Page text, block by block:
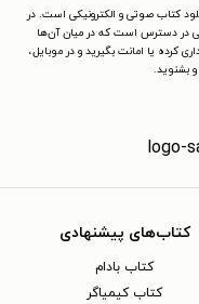
کتاب صوتی و الکترونیکی است. در
در دسترس است که در میان آن‌ها
کرده یا امانت بگیرید و در موبایل،
و بشنوید.
کتاب‌های پیشنهادی
کتاب بادام
کتاب کیمیاگر